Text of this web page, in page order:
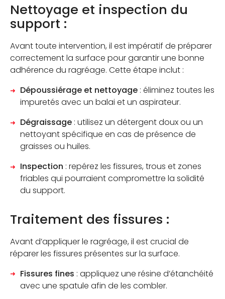
Nettoyage et inspection du
support :
Avant toute intervention, il est impératif de préparer
correctement la surface pour garantir une bonne
adhérence du ragréage. Cette étape inclut :
Dépoussiérage et nettoyage : éliminez toutes les
impuretés avec un balai et un aspirateur.
Dégraissage : utilisez un détergent doux ou un
nettoyant spécifique en cas de présence de
graisses ou huiles.
Inspection : repérez les fissures, trous et zones
friables qui pourraient compromettre la solidité
du support.
Traitement des fissures :
Avant d’appliquer le ragréage, il est crucial de
réparer les fissures présentes sur la surface.
Fissures fines : appliquez une résine d’étanchéité
avec une spatule afin de les combler.